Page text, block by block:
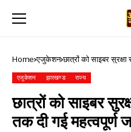
Home एजुकेशन छात्रों को साइबर
एजुकेशन झारखण्ड राज्य
छात्रों को साइबर
तक दी गई महत्वपूर्ण